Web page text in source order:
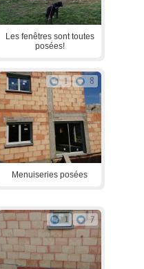
Les fenêtres sont toutes
posées!
1 8
Menuiseries posées
1 7